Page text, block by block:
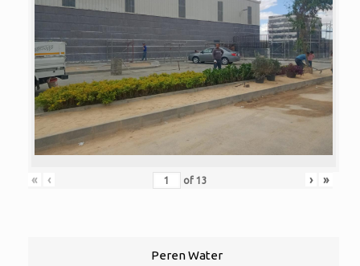
« ‹ of 13 › »
Peren Water